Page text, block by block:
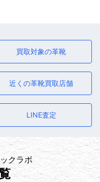
買取対象の革靴
近くの革靴買取店舗
LINE査定
クラボ